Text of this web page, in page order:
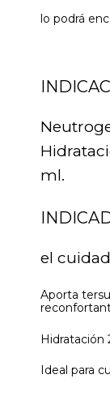
lo podrá
ml.
el
Aporta
Hidratación
Ideal para